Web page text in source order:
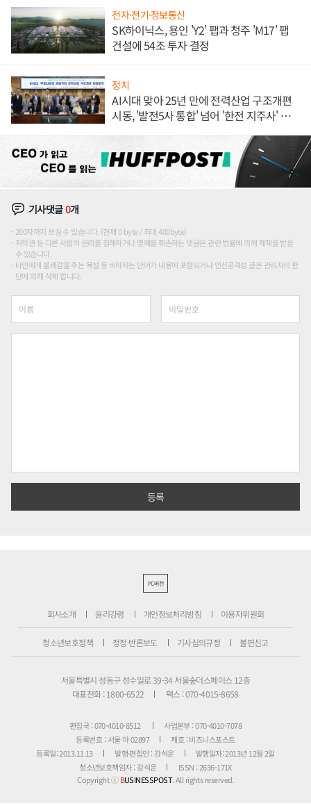
전자·전기·정보통신
SK하이닉스, 용인 'Y2' 팹과 청주 'M17' 팹
건설에 54조 투자 결정
정치
AI시대 맞아 25년 만에 전력산업 구조개편
시동, '발전5사 통합' 넘어 '한전 지주사' 재편
기사댓글0개
200자까지 쓰실 수 있습니다. (현재 0 byte / 최대 400byte)
저작권 등 다른 사람의 권리를 침해하거나 명예를 훼손하는 댓글은 관련 법률에 의해 제재를 받을
수 있습니다.
타인에게 불쾌감을 주는 욕설 등 비하하는 단어가 내용에 포함되거나 인신공격성 글은 관리자의 판
단에 의해 삭제 합니다.
PC버전
회사소개 윤리강령 개인정보처리방침 이용자위원회
청소년보호정책 정정·반론보도 기사심의규정 불편신고
서울특별시 성동구 성수일로 39-34 서울숲더스페이스 12층
대표전화 : 1800-6522
팩스 : 070-4015-8658
편집국 : 070-4010-8512
사업본부 : 070-4010-7078
등록번호 : 서울 아 02897
제호 : 비즈니스포스트
등록일: 2013.11.13
발행·편집인 : 강석운
발행일자: 2013년 12월 2일
청소년보호책임자 : 강석운
ISSN : 2636-171X
Copyright ⓒBUSINESSPOST. All rights reserved.